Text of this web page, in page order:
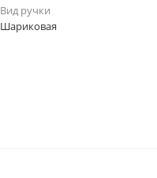
Вид ручки
Шариковая